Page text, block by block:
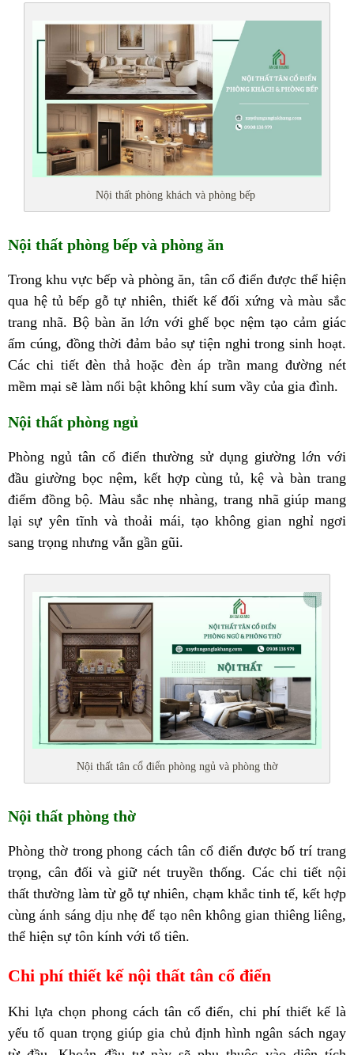
Nội thất phòng khách và phòng bếp
Nội thất phòng bếp và phòng ăn
Trong khu vực bếp và phòng ăn, tân cổ điển được thể hiện
qua hệ tủ bếp gỗ tự nhiên, thiết kế đối xứng và màu sắc
trang nhã. Bộ bàn ăn lớn với ghế bọc nệm tạo cảm giác
ấm cúng, đồng thời đảm bảo sự tiện nghi trong sinh hoạt.
Các chi tiết đèn thả hoặc đèn áp trần mang đường nét
mềm mại sẽ làm nổi bật không khí sum vầy của gia đình.
Nội thất phòng ngủ
Phòng ngủ tân cổ điển thường sử dụng giường lớn với
đầu giường bọc nệm, kết hợp cùng tủ, kệ và bàn trang
điểm đồng bộ. Màu sắc nhẹ nhàng, trang nhã giúp mang
lại sự yên tĩnh và thoải mái, tạo không gian nghỉ ngơi
sang trọng nhưng vẫn gần gũi.
Nội thất tân cổ điển phòng ngủ và phòng thờ
Nội thất phòng thờ
Phòng thờ trong phong cách tân cổ điển được bố trí trang
trọng, cân đối và giữ nét truyền thống. Các chi tiết nội
thất thường làm từ gỗ tự nhiên, chạm khắc tinh tế, kết hợp
cùng ánh sáng dịu nhẹ để tạo nên không gian thiêng liêng,
thể hiện sự tôn kính với tổ tiên.
Chi phí thiết kế nội thất tân cổ điển
Khi lựa chọn phong cách tân cổ điển, chi phí thiết kế là
yếu tố quan trọng giúp gia chủ định hình ngân sách ngay